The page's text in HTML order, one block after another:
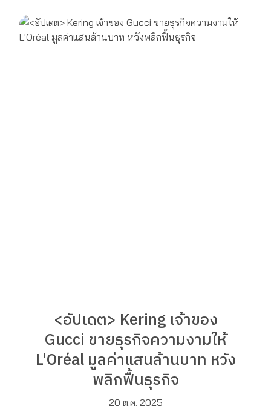
<อัปเดต> Kering เจ้าของ
Gucci ขายธุรกิจความงามให้
L'Oréal มูลค่าแสนล้านบาท หวัง
พลิกฟื้นธุรกิจ
20 ต.ค. 2025